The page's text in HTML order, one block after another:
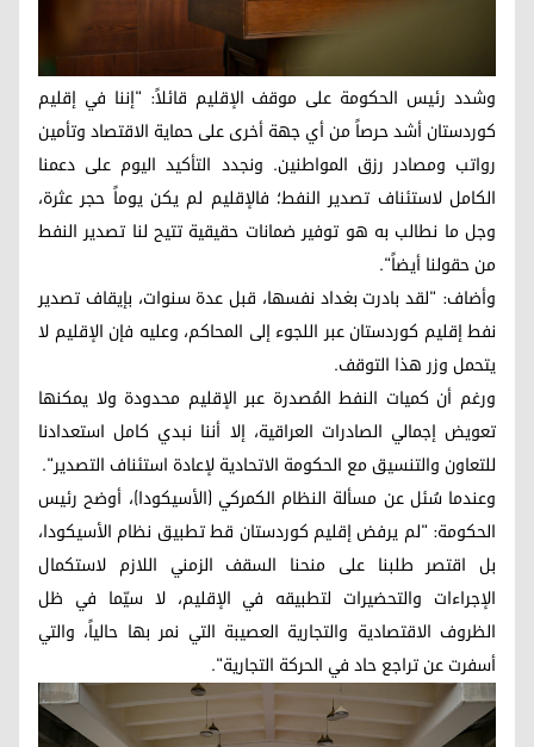
وشدد رئيس الحكومة على موقف الإقليم قائلاً: "إننا في إقليم
كوردستان أشد حرصاً من أي جهة أخرى على حماية الاقتصاد وتأمين
رواتب ومصادر رزق المواطنين. ونجدد التأكيد اليوم على دعمنا
الكامل لاستئناف تصدير النفط؛ فالإقليم لم يكن يوماً حجر عثرة،
وجل ما نطالب به هو توفير ضمانات حقيقية تتيح لنا تصدير النفط
من حقولنا أيضاً".
وأضاف: "لقد بادرت بغداد نفسها، قبل عدة سنوات، بإيقاف تصدير
نفط إقليم كوردستان عبر اللجوء إلى المحاكم، وعليه فإن الإقليم لا
يتحمل وزر هذا التوقف.
ورغم أن كميات النفط المُصدرة عبر الإقليم محدودة ولا يمكنها
تعويض إجمالي الصادرات العراقية، إلا أننا نبدي كامل استعدادنا
للتعاون والتنسيق مع الحكومة الاتحادية لإعادة استئناف التصدير".
وعندما سُئل عن مسألة النظام الكمركي (الأسيكودا)، أوضح رئيس
الحكومة: "لم يرفض إقليم كوردستان قط تطبيق نظام الأسيكودا،
بل اقتصر طلبنا على منحنا السقف الزمني اللازم لاستكمال
الإجراءات والتحضيرات لتطبيقه في الإقليم، لا سيّما في ظل
الظروف الاقتصادية والتجارية العصيبة التي نمر بها حالياً، والتي
أسفرت عن تراجع حاد في الحركة التجارية".